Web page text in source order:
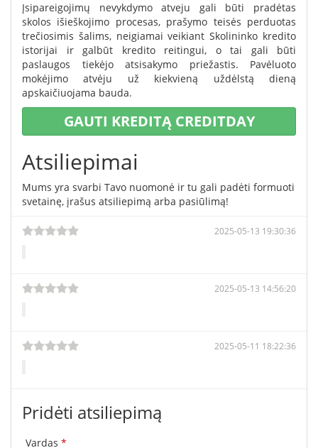
Įsipareigojimų nevykdymo atveju gali būti pradėtas
skolos išieškojimo procesas, prašymo teisės perduotas
trečiosimis šalims, neigiamai veikiant Skolininko kredito
istorijai ir galbūt kredito reitingui, o tai gali būti
paslaugos tiekėjo atsisakymo priežastis. Pavėluoto
mokėjimo atvėju už kiekvieną uždėlstą dieną
apskaičiuojama bauda.
GAUTI KREDITĄ CREDITDAY
Atsiliepimai
Mums yra svarbi Tavo nuomonė ir tu gali padėti formuoti
svetainę, įrašus atsiliepimą arba pasiūlimą!
2025-05-13 19:30:36
2025-05-13 14:56:20
2025-05-11 18:22:36
Pridėti atsiliepimą
Vardas *